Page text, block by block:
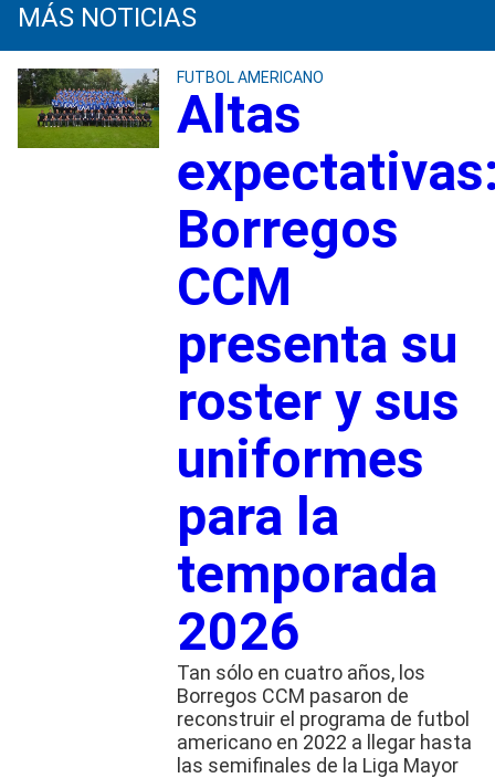
MÁS NOTICIAS
FUTBOL AMERICANO
Altas
Borregos
CCM
presenta su
roster y sus
uniformes
para la
temporada
2026
Tan sólo en cuatro años, los
Borregos CCM pasaron de
reconstruir el programa de futbol
americano en 2022 a llegar hasta
las semifinales de la Liga Mayor